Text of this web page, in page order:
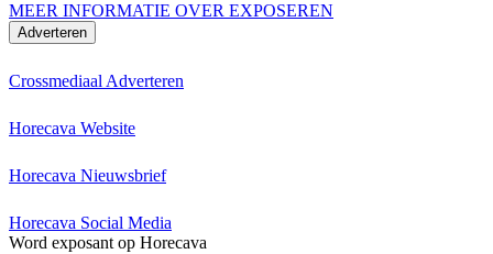
MEER INFORMATIE OVER EXPOSEREN
Adverteren
Crossmediaal Adverteren
Horecava Website
Horecava Nieuwsbrief
Horecava Social Media
Word exposant op Horecava